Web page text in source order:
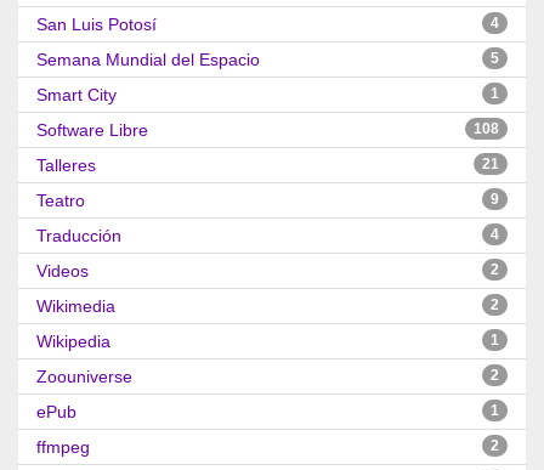
San Luis Potosí 4
Semana Mundial del Espacio 5
Smart City 1
Software Libre 108
Talleres 21
Teatro 9
Traducción 4
Videos 2
Wikimedia 2
Wikipedia 1
Zoouniverse 2
ePub 1
ffmpeg 2